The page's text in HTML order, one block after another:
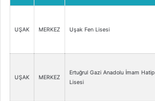
UŞAK MERKEZ Uşak Fen Lisesi
UŞAK MERKEZ
Ertuğrul Gazi Anadolu İmam Hatip
Lisesi